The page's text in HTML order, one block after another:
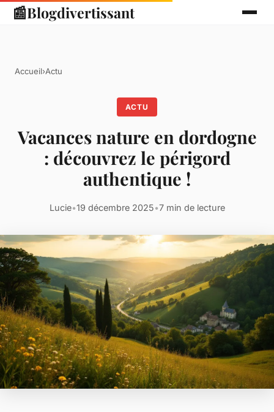
📰Blogdivertissant
Accueil›Actu
ACTU
Vacances nature en dordogne
: découvrez le périgord
authentique !
Lucie•19 décembre 2025•7 min de lecture